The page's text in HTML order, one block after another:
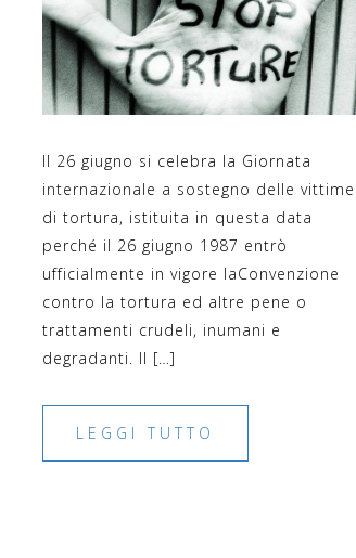
Il 26 giugno si celebra la Giornata
internazionale a sostegno delle vittime
di tortura, istituita in questa data
perché il 26 giugno 1987 entrò
ufficialmente in vigore laConvenzione
contro la tortura ed altre pene o
trattamenti crudeli, inumani e
degradanti. Il […]
LEGGI TUTTO